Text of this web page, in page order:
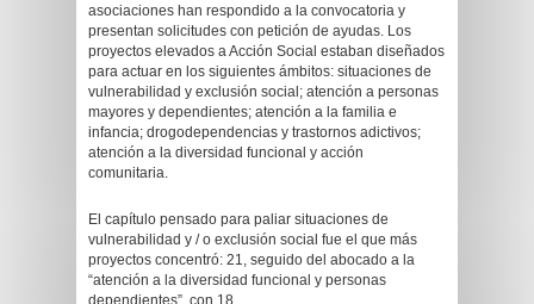
asociaciones han respondido a la convocatoria y
presentan solicitudes con petición de ayudas. Los
proyectos elevados a Acción Social estaban diseñados
para actuar en los siguientes ámbitos: situaciones de
vulnerabilidad y exclusión social; atención a personas
mayores y dependientes; atención a la familia e
infancia; drogodependencias y trastornos adictivos;
atención a la diversidad funcional y acción
comunitaria.
El capítulo pensado para paliar situaciones de
vulnerabilidad y / o exclusión social fue el que más
proyectos concentró: 21, seguido del abocado a la
“atención a la diversidad funcional y personas
dependientes”, con 18.